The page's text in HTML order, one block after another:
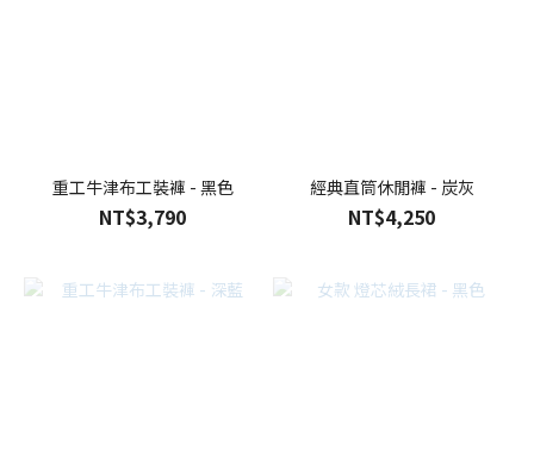
重工牛津布工裝褲 - 黑色
NT$3,790
經典直筒休閒褲 - 炭灰
NT$4,250